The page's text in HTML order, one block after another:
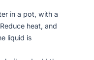
in a pot, with a
heat, and
liquid is